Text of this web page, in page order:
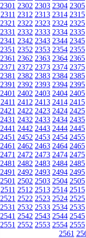
2301 2302 2303 2304 2305
2311 2312 2313 2314 2315
2321 2322 2323 2324 2325
2331 2332 2333 2334 2335
2341 2342 2343 2344 2345
2351 2352 2353 2354 2355
2361 2362 2363 2364 2365
2371 2372 2373 2374 2375
2381 2382 2383 2384 2385
2391 2392 2393 2394 2395
2401 2402 2403 2404 2405
2411 2412 2413 2414 2415
2421 2422 2423 2424 2425
2431 2432 2433 2434 2435
2441 2442 2443 2444 2445
2451 2452 2453 2454 2455
2461 2462 2463 2464 2465
2471 2472 2473 2474 2475
2481 2482 2483 2484 2485
2491 2492 2493 2494 2495
2501 2502 2503 2504 2505
2511 2512 2513 2514 2515
2521 2522 2523 2524 2525
2531 2532 2533 2534 2535
2541 2542 2543 2544 2545
2551 2552 2553 2554 2555
2561